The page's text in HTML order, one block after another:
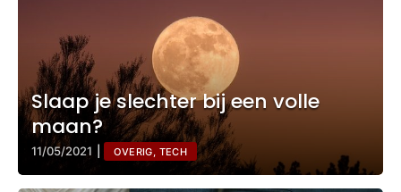
Slaap je slechter bij een volle
maan?
11/05/2021 OVERIG, TECH